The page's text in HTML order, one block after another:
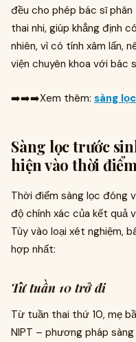
đều cho phép bác sĩ
thai nhi, giúp khẳng định
nhiên, vì có tính xâm lấn,
viện chuyên khoa với bác
➡️➡️➡️Xem thêm: sàng
Sàng lọc trước
hiện vào thời
Thời điểm sàng lọc đóng
độ chính xác của kết quả
Tùy vào loại xét nghiệm,
hợp nhất:
Từ tuần 10 trở đi
Từ tuần thai thứ 10, mẹ
NIPT – phương pháp